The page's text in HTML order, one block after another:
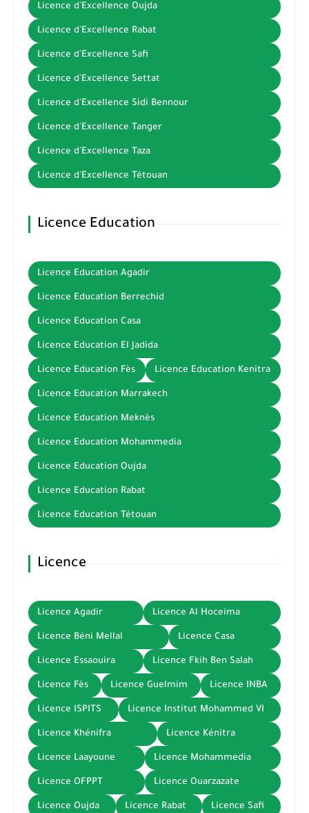
Licence d'Excellence Oujda
Licence d'Excellence Rabat
Licence d'Excellence Safi
Licence d'Excellence Settat
Licence d'Excellence Sidi Bennour
Licence d'Excellence Tanger
Licence d'Excellence Taza
Licence d'Excellence Tétouan
Licence Education
Licence Education Agadir
Licence Education Berrechid
Licence Education Casa
Licence Education El Jadida
Licence Education Fès Licence Education Kenitra
Licence Education Marrakech
Licence Education Meknès
Licence Education Mohammedia
Licence Education Oujda
Licence Education Rabat
Licence Education Tétouan
Licence
Licence Agadir Licence Al Hoceima
Licence Béni Mellal Licence Casa
Licence Essaouira Licence Fkih Ben Salah
Licence Fès Licence Guelmim Licence INBA
Licence ISPITS Licence Institut Mohammed VI
Licence Khénifra Licence Kénitra
Licence Laayoune Licence Mohammedia
Licence OFPPT Licence Ouarzazate
Licence Oujda Licence Rabat Licence Safi